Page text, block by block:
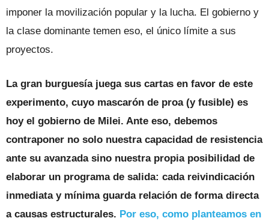
imponer la movilización popular y la lucha. El gobierno y
la clase dominante temen eso, el único límite a sus
proyectos.
La gran burguesía juega sus cartas en favor de este
experimento, cuyo mascarón de proa (y fusible) es
hoy el gobierno de Milei. Ante eso, debemos
contraponer no solo nuestra capacidad de resistencia
ante su avanzada sino nuestra propia posibilidad de
elaborar un programa de salida: cada reivindicación
inmediata y mínima guarda relación de forma directa
a causas estructurales. Por eso, como planteamos en